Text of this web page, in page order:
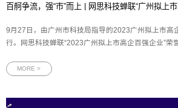
百舸争流，强“市”而上 | 网思科技蝉联“广州拟上
9月27日，由广州市科技局指导的2023广州拟上市高
行。网思科技蝉联“2023广州拟上市高企百强企业”荣
强榜单发布会现场作为广州的杰出企业代表，网思科
MORE >